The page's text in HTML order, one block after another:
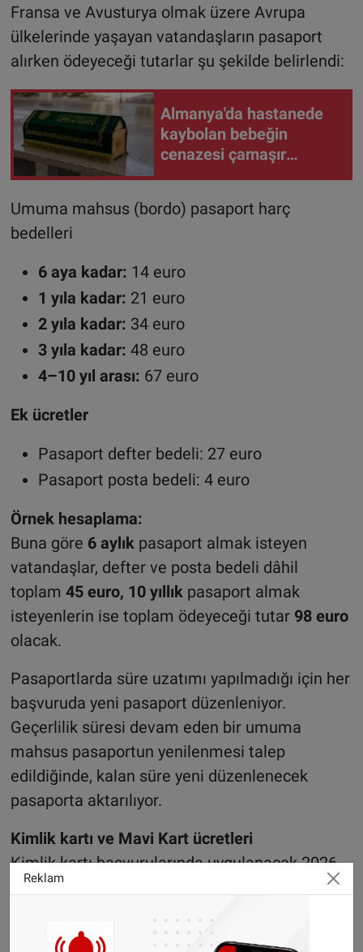
Fransa ve Avusturya olmak üzere Avrupa
ülkelerinde yaşayan vatandaşların pasaport
alırken ödeyeceği tutarlar şu şekilde belirlendi:
Almanya'da hastanede
kaybolan bebeğin
cenazesi çamaşır
Umuma mahsus (bordo) pasaport harç
bedelleri
6 aya kadar: 14 euro
1 yıla kadar: 21 euro
2 yıla kadar: 34 euro
3 yıla kadar: 48 euro
4–10 yıl arası: 67 euro
Ek ücretler
Pasaport defter bedeli: 27 euro
Pasaport posta bedeli: 4 euro
Örnek hesaplama:
Buna göre 6 aylık pasaport almak isteyen
vatandaşlar, defter ve posta bedeli dâhil
toplam 45 euro, 10 yıllık pasaport almak
isteyenlerin ise toplam ödeyeceği tutar 98 euro
olacak.
Pasaportlarda süre uzatımı yapılmadığı için her
başvuruda yeni pasaport düzenleniyor.
Geçerlilik süresi devam eden bir umuma
mahsus pasaportun yenilenmesi talep
edildiğinde, kalan süre yeni düzenlenecek
pasaporta aktarılıyor.
Kimlik kartı ve Mavi Kart ücretleri
Kimlik kartı başvurularında uygulanacak 2026
yılı ücretleri de açıklandı.
Doğum veya değiştirme amacıyla yapılan
Reklam